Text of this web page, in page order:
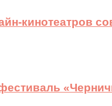
кинотеатров